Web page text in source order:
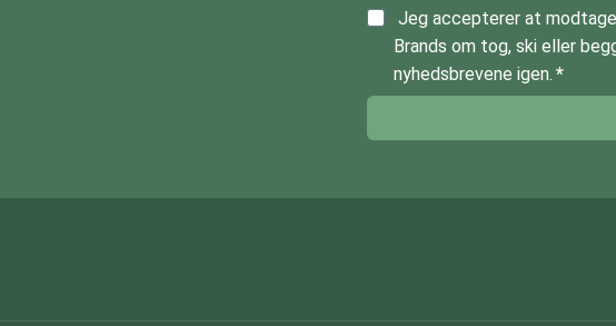
Jeg accepterer at
Brands om tog, ski eller
nyhedsbrevene igen.